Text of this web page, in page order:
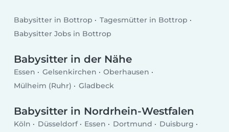
Babysitter in Bottrop
Tagesmütter in Bottrop
Babysitter Jobs in Bottrop
Babysitter in der Nähe
Essen Gelsenkirchen
Oberhausen
Mülheim (Ruhr)
Gladbeck
Babysitter in Nordrhein-Westfalen
Köln Düsseldorf Essen Dortmund
Duisburg